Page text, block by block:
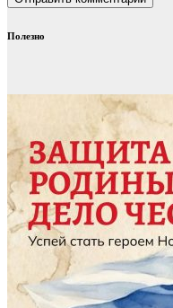
Полезно